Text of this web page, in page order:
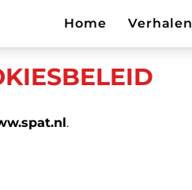
Home Verhalen
.